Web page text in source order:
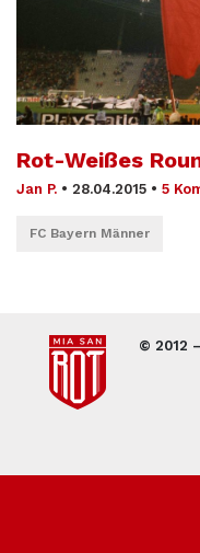
Rot-Weißes
Jan P. • 28.04.2015 • 5
FC Bayern Männer
© 2012